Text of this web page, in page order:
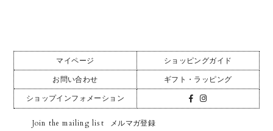
マイページ ショッピングガイド
お問い合わせ ギフト・ラッピング
ショップインフォメーション
メルマガ登録
Join the mailing list